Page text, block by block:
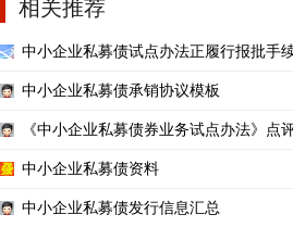
相关推荐
中小企业私募债试点办法正履行报批手
中小企业私募债承销协议模板
《中小企业私募债券业务试点办法》点
中小企业私募债资料
中小企业私募债发行信息汇总